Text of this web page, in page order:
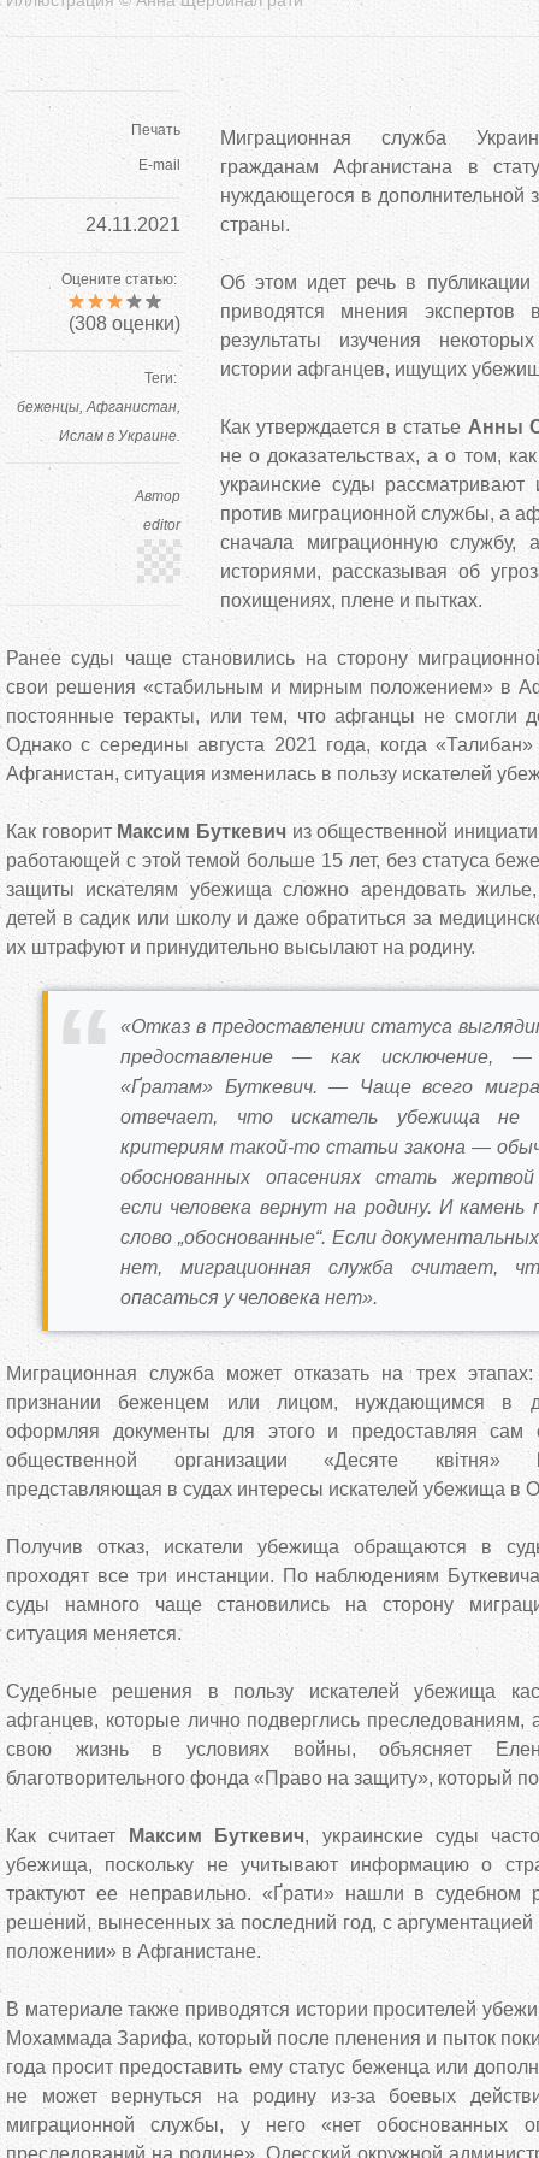
Печать
E-mail
24.11.2021
Оцените статью:
(308 оценки)
Теги:
беженцы Афганистан
Ислам в Украине.
Автор
editor
Миграционная служба
гражданам Афганистана в
нуждающегося в дополнительной
страны.
Об этом идет речь в
приводятся мнения экспертов
результаты изучения
истории афганцев, ищущих
Как утверждается в статье Анны
не о доказательствах, а о том,
украинские суды рассматривают
против миграционной службы, а
сначала миграционную
историями, рассказывая об
похищениях, плене и пытках.
Ранее суды чаще становились на сторону
свои решения «стабильным и мирным положением» в
постоянные теракты, или тем, что афганцы не смогли
Однако с середины августа 2021 года, когда
Афганистан, ситуация изменилась в пользу искателей
Как говорит Максим Буткевич из общественной
работающей с этой темой больше 15 лет, без статуса
защиты искателям убежища сложно арендовать жилье,
детей в садик или школу и даже обратиться за
их штрафуют и принудительно высылают на родину.
«Отказ в предоставлении статуса
предоставление — как исключение, —
«Ґратам» Буткевич. — Чаще всего
отвечает, что искатель убежища не
критериям такой-то статьи закона —
обоснованных опасениях стать жертвой
если человека вернут на родину. И
слово „обоснованные“. Если
нет, миграционная служба считает,
опасаться у человека нет».
Миграционная служба может отказать на трех
признании беженцем или лицом, нуждающимся в
оформляя документы для этого и предоставляя сам
общественной организации «Десяте квітня»
представляющая в судах интересы искателей убежища в
Получив отказ, искатели убежища обращаются в
проходят все три инстанции. По наблюдениям
суды намного чаще становились на сторону
ситуация меняется.
Судебные решения в пользу искателей убежища
афганцев, которые лично подверглись преследованиям,
свою жизнь в условиях войны, объясняет
благотворительного фонда «Право на защиту», который
Как считает Максим Буткевич, украинские суды
убежища, поскольку не учитывают информацию о
трактуют ее неправильно. «Ґрати» нашли в судебном
решений, вынесенных за последний год, с
положении» в Афганистане.
В материале также приводятся истории просителей
Мохаммада Зарифа, который после пленения и пыток
года просит предоставить ему статус беженца или
не может вернуться на родину из-за боевых
миграционной службы, у него «нет обоснованных